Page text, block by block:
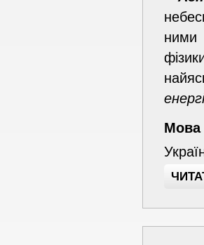
ними
Мова